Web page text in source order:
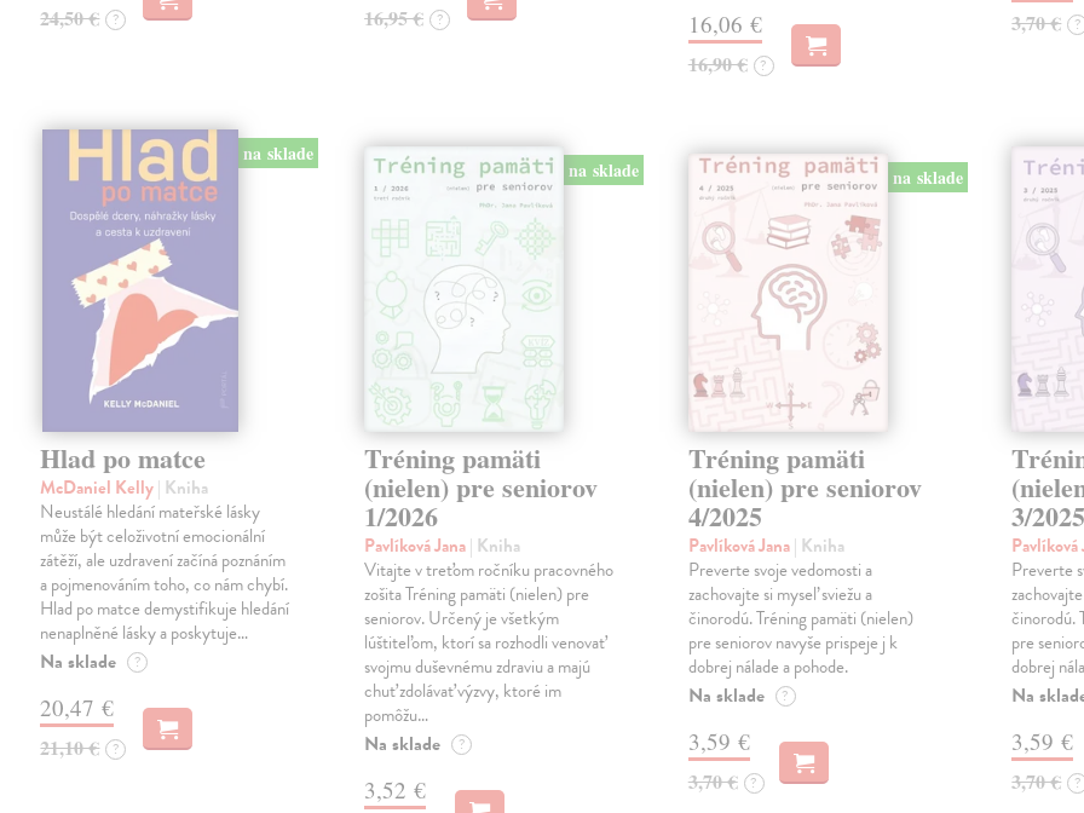
24,50 € ? 16,95 € ? 16,06 €
16,90 € ?
3,70 € ?
na sklade
Hlad po matce
McDaniel Kelly| Kniha
Neustálé hledání mateřské lásky
může být celoživotní emocionální
zátěží, ale uzdravení začíná poznáním
a pojmenováním toho, co nám chybí.
Hlad po matce demystifikuje hledání
nenaplněné lásky a poskytuje…
Na sklade ?
20,47 €
21,10 € ?
na sklade
Tréning pamäti
(nielen) pre seniorov
1/2026
Pavlíková Jana| Kniha
Vitajte v treťom ročníku pracovného
zošita Tréning pamäti (nielen) pre
seniorov. Určený je všetkým
lúštiteľom, ktorí sa rozhodli venovať
svojmu duševnému zdraviu a majú
chuť zdolávať výzvy, ktoré im
pomôžu…
Na sklade ?
3,52 €
na sklade
Tréning pamäti
(nielen) pre seniorov
4/2025
Pavlíková Jana| Kniha
Preverte svoje vedomosti a
zachovajte si myseľ sviežu a
činorodú. Tréning pamäti (nielen)
pre seniorov navyše prispeje j k
dobrej nálade a pohode.
Na sklade ?
3,59 €
3,70 € ?
3/2025
Pavlíková
Preverte
činorodú.
pre
dobrej
Na
3,59 €
3,70 € ?